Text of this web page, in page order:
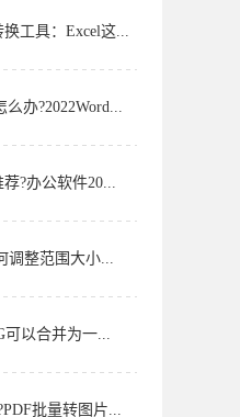
工具：Excel这...
么办?2022Word...
?办公软件20...
调整范围大小...
可以合并为一...
批量转图片...